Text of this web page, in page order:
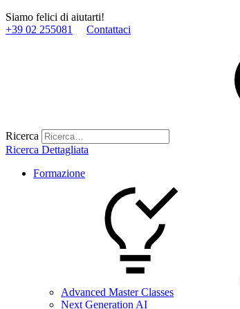
Siamo felici di aiutarti!
+39 02 255081
Contattaci
Ricerca
Ricerca Dettagliata
Formazione
Advanced Master Classes
Next Generation AI